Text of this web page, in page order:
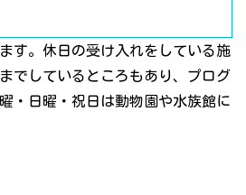
す。休日の受け入れをしている施
でしているところもあり、プログ
・日曜・祝日は動物園や水族館に